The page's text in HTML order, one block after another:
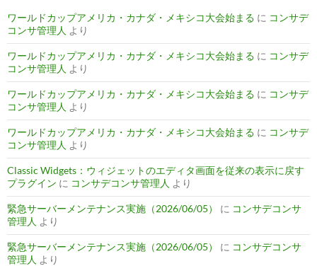
ワールドカップアメリカ・カナダ・メキシコ大会始まる に コンサデ
コンサ管理人 より
ワールドカップアメリカ・カナダ・メキシコ大会始まる に コンサデ
コンサ管理人 より
ワールドカップアメリカ・カナダ・メキシコ大会始まる に コンサデ
コンサ管理人 より
ワールドカップアメリカ・カナダ・メキシコ大会始まる に コンサデ
コンサ管理人 より
Classic Widgets：ウィジェットのエディタ画面を従来の表示に戻す
プラグイン に コンサデコンサ管理人 より
緊急サーバーメンテナンス実施（2026/06/05） に コンサデコンサ
管理人 より
緊急サーバーメンテナンス実施（2026/06/05） に コンサデコンサ
管理人 より